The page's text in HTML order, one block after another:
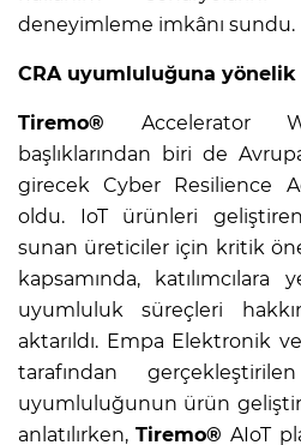
deneyimleme imkânı sundu.
CRA uyumluluğuna
Tiremo® Accelerator
başlıklarından biri de
girecek Cyber Resilience
oldu. IoT ürünleri
sunan üreticiler için kritik
kapsamında,
uyumluluk süreçleri
aktarıldı. Empa Elektronik
tarafından
uyumluluğunun ürün
anlatılırken,Tiremo®AIoT